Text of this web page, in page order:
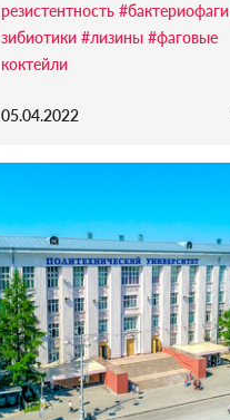
резистентность #бактериофаги
зибиотики #лизины #фаговые
коктейли
05.04.2022